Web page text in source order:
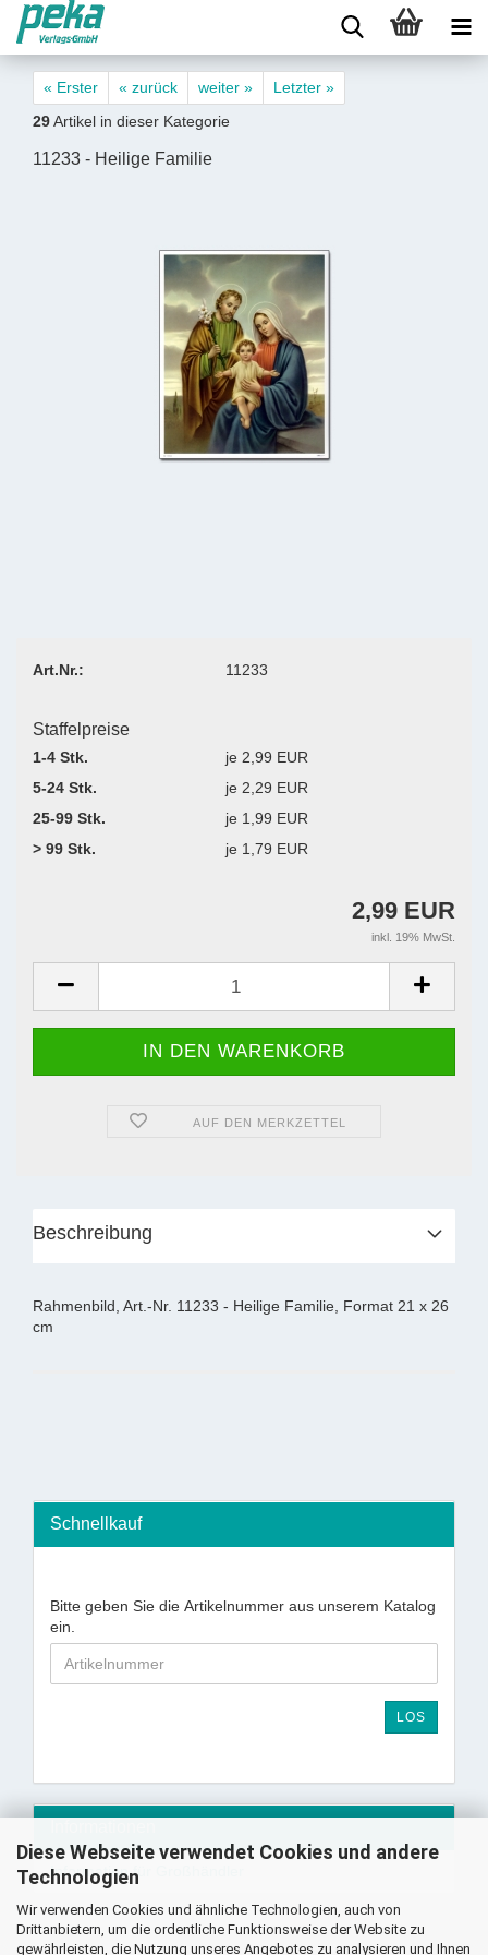
Diese Webseite verwendet Cookies und andere
Technologien
Wir verwenden Cookies und ähnliche Technologien, auch von
Drittanbietern, um die ordentliche Funktionsweise der Website zu
gewährleisten, die Nutzung unseres Angebotes zu analysieren und Ihnen
« Erster « zurück weiter »
Letzter »
29Artikel in dieser Kategorie
11233 - Heilige Familie
Art.Nr.: 11233
Staffelpreise
1-4 Stk.
je 2,99 EUR
5-24 Stk.
je 2,29 EUR
25-99 Stk.
je 1,99 EUR
> 99 Stk.
je 1,79 EUR
2,99 EUR
inkl. 19% MwSt.
AUF DEN MERKZETTEL
Beschreibung
Rahmenbild, Art.-Nr. 11233 - Heilige Familie, Format 21 x 26
cm
Schnellkauf
Bitte geben Sie die Artikelnummer aus unserem Katalog
ein.
LOS
Information für Großhändler